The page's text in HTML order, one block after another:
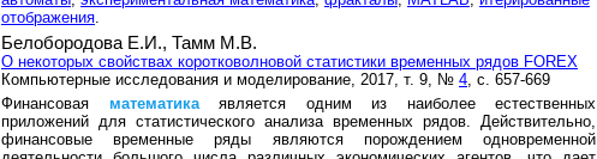
отображения
Белобородова Е.И., Тамм М.В.
О некоторых свойствах коротковолновой статистики временных рядов FOREX
Компьютерные исследования и моделирование, 2017, т. 9, № 4, с. 657-669
Финансовая математикаявляется одним из наиболее естественных
приложений для статистического анализа временных рядов. Действительно,
финансовые временные ряды являются порождением одновременной